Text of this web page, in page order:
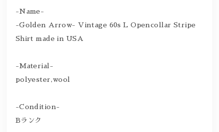
-Name-
-Golden Arrow- Vintage 60s L Opencollar Stripe
Shirt made in USA
-Material-
polyester,wool
-Condition-
Bランク